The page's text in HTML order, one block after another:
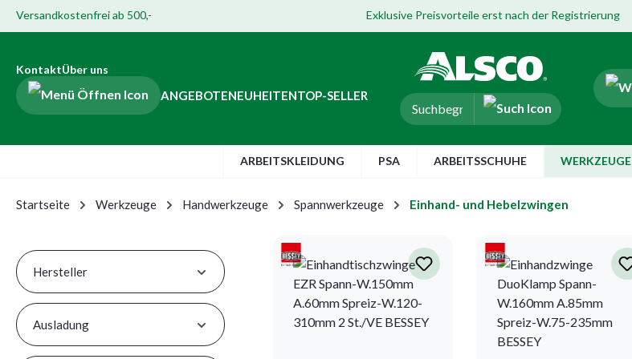
springen
Suche springen
Zur Hauptnavigation springen
Zur Navigation der B2B-Plattform springen
Versandkostenfrei ab 500,- Exklusive Preisvorteile erst nach der Registrierung
KontaktÜber uns
ANGEBOTENEUHEITENTOP-SELLER
ARBEITSKLEIDUNG PSA ARBEITSSCHUHE WERKZEUGE
Startseite Werkzeuge Handwerkzeuge Spannwerkzeuge Einhand- und Hebelzwingen
Hersteller
Ausladung